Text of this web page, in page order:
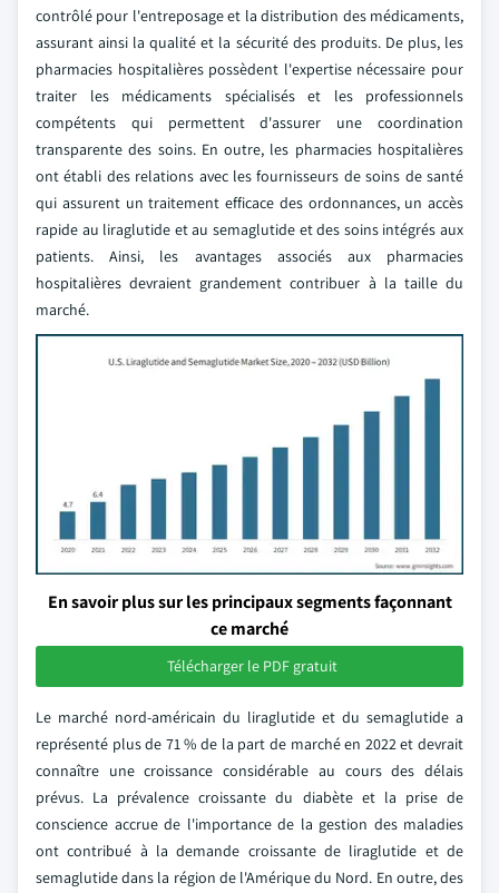
contrôlé pour l'entreposage et la distribution des médicaments,
assurant ainsi la qualité et la sécurité des produits. De plus, les
pharmacies hospitalières possèdent l'expertise nécessaire pour
traiter les médicaments spécialisés et les professionnels
compétents qui permettent d'assurer une coordination
transparente des soins. En outre, les pharmacies hospitalières
ont établi des relations avec les fournisseurs de soins de santé
qui assurent un traitement efficace des ordonnances, un accès
rapide au liraglutide et au semaglutide et des soins intégrés aux
patients. Ainsi, les avantages associés aux pharmacies
hospitalières devraient grandement contribuer à la taille du
marché.
En savoir plus sur les principaux segments façonnant
ce marché
Télécharger le PDF gratuit
Le marché nord-américain du liraglutide et du semaglutide a
représenté plus de 71 % de la part de marché en 2022 et devrait
connaître une croissance considérable au cours des délais
prévus. La prévalence croissante du diabète et la prise de
conscience accrue de l'importance de la gestion des maladies
ont contribué à la demande croissante de liraglutide et de
semaglutide dans la région de l'Amérique du Nord. En outre, des